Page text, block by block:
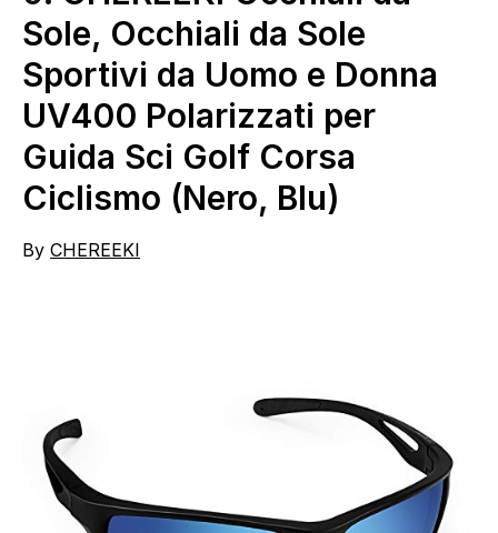
Sole, Occhiali da Sole
Sportivi da Uomo e Donna
UV400 Polarizzati per
Guida Sci Golf Corsa
Ciclismo (Nero, Blu)
By CHEREEKI